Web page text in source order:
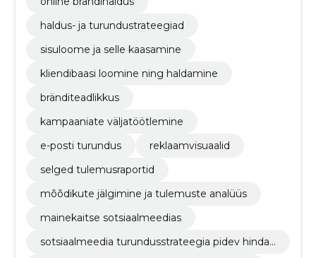
haldus- ja turundustrateegiad
sisuloome ja selle kaasamine
kliendibaasi loomine ning haldamine
bränditeadlikkus
kampaaniate väljatöötlemine
e-posti turundus
reklaamvisuaalid
selged tulemusraportid
mõõdikute jälgimine ja tulemuste analüüs
mainekaitse sotsiaalmeedias
sotsiaalmeedia turundusstrateegia pidev hinda